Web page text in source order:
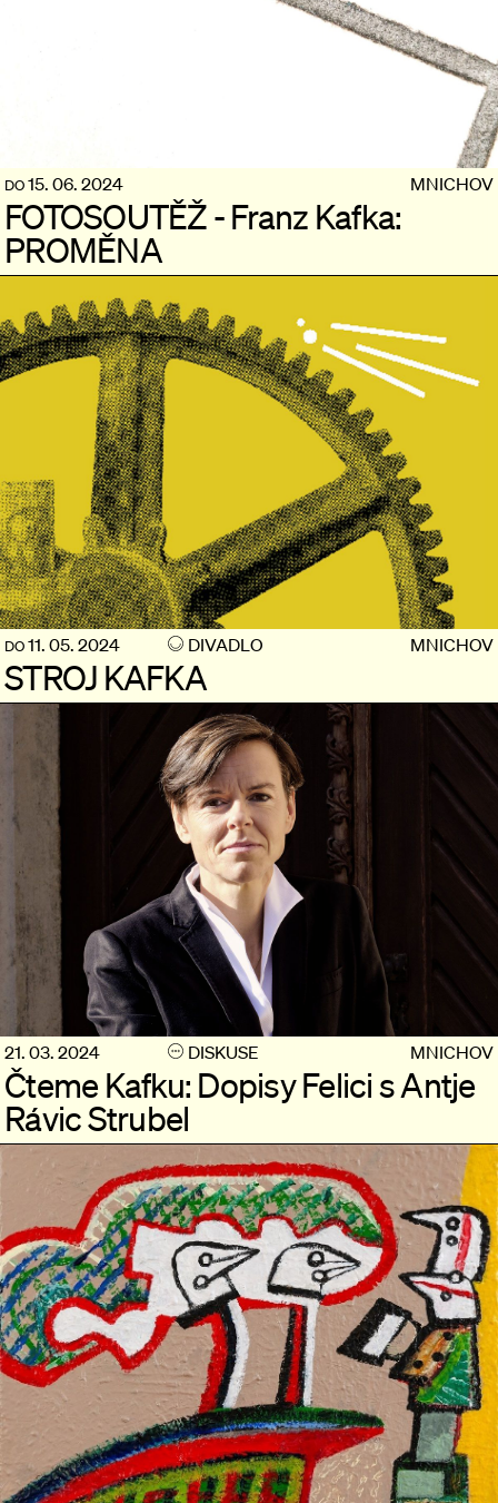
DO15. 06. 2024 MNICHOV
FOTOSOUTĚŽ - Franz Kafka:
PROMĚNA
DO11. 05. 2024 DIVADLO MNICHOV
STROJ KAFKA
21. 03. 2024 DISKUSE MNICHOV
Čteme Kafku: Dopisy Felici s Antje
Rávic Strubel